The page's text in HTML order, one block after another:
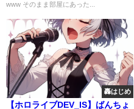
www そのまま部屋にあった...
轟はじめ
【ホロライブDEV_IS】ばんちょ